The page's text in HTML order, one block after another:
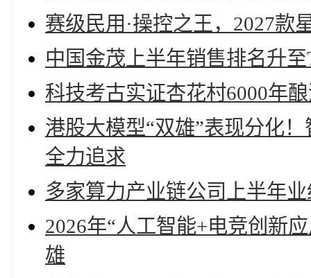
赛级民用·操控之王，2027款
中国金茂上半年销售排名升
科技考古实证杏花村6000年
港股大模型“双雄”表现分化
全力追求
多家算力产业链公司上半年
2026年“人工智能+电竞创新
雄